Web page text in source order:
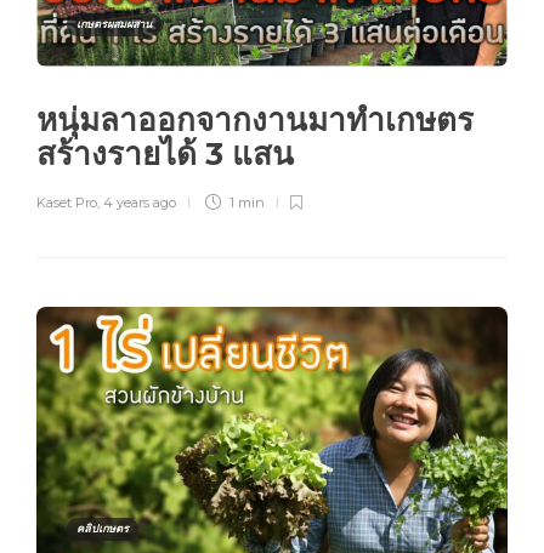
เกษตรผสมผสาน
หนุ่มลาออกจากงานมาทำเกษตร
สร้างรายได้ 3 แสน
Kaset Pro 4 years ago 1 min
คลิปเกษตร